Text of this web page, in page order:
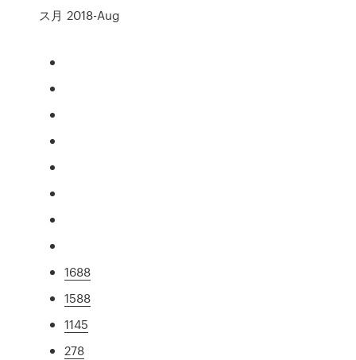
ス月 2018-Aug
1688
1588
1145
278